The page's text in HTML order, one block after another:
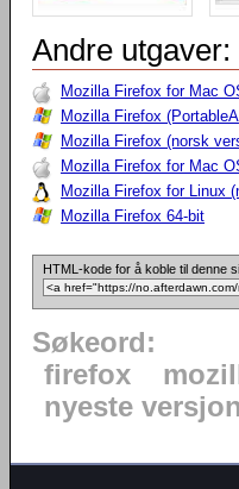
Andre utgaver:
Mozilla Firefox for Mac
Mozilla Firefox
Mozilla Firefox (norsk
Mozilla Firefox for Mac
Mozilla Firefox for Linux
Mozilla Firefox 64-bit
HTML-kode for å koble til denne
Søkeord:
firefox
nyeste versjon